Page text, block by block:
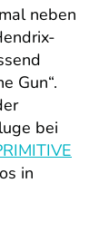
neben
Gun“.
bei
in